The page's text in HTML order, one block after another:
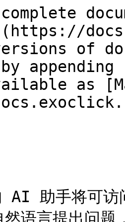
of
as
AI 助手将可访
然语言提出问